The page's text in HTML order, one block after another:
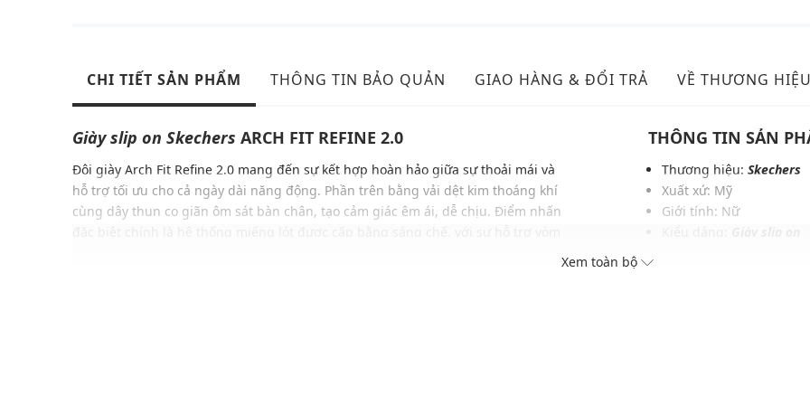
CHI TIẾT SẢN PHẨM THÔNG TIN BẢO QUẢN GIAO HÀNG & ĐỔI TRẢ VỀ THƯƠNG HIỆU
Giày slip on Skechers ARCH FIT REFINE 2.0
Đôi giày Arch Fit Refine 2.0 mang đến sự kết hợp hoàn hảo giữa sự thoải mái và
hỗ trợ tối ưu cho cả ngày dài năng động. Phần trên bằng vải dệt kim thoáng khí
cùng dây thun co giãn ôm sát bàn chân, tạo cảm giác êm ái, dễ chịu. Điểm nhấn
THÔNG TIN SẢN
Thương hiệu: Skechers
Xuất xứ: Mỹ
Giới tính: Nữ
Xem toàn bộ